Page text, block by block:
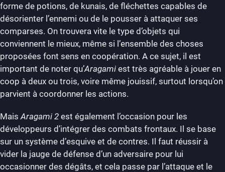
forme de potions, de kunais, de fléchettes capables de
désorienter l’ennemi ou de le pousser à attaquer ses
comparses. On trouvera vite le type d’objets qui
conviennent le mieux, même si l’ensemble des choses
proposées font sens en coopération. A ce sujet, il est
important de noter qu’Aragami est très agréable à jouer en
coop à deux ou trois, voire même jouissif, surtout lorsqu’on
parvient à coordonner les actions.
Mais Aragami 2 est également l’occasion pour les
développeurs d’intégrer des combats frontaux. Il se base
sur un système d’esquive et de contres. Il faut réussir à
vider la jauge de défense d’un adversaire pour lui
occasionner des dégâts, et cela passe par l’attaque et le